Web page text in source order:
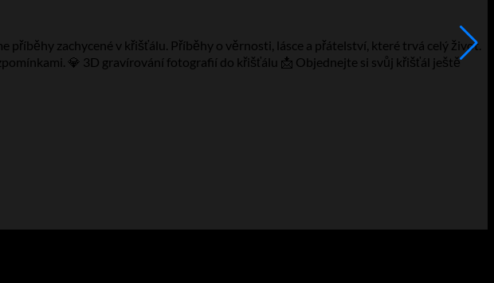
zachycené v křišťálu. Příběhy o věrnosti, lásce a přátelství, které trvá celý život.
💎 3D gravírování fotografií do křišťálu 📩 Objednejte si svůj křišťál ještě